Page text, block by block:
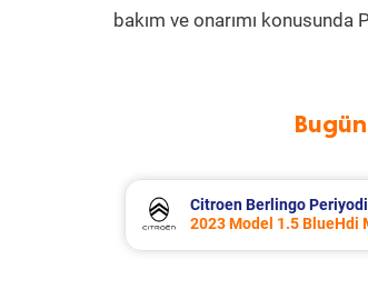
bakım ve onarımı konusunda
Citroen Berlingo
2023 Model 1.5 BlueHdi